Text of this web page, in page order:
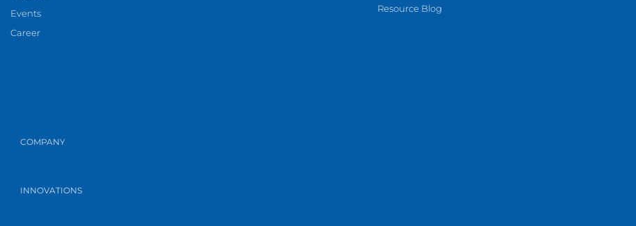
Events
Career
Resource Blog
COMPANY
INNOVATIONS